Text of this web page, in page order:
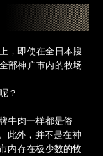
，即使在全日本搜
部神户市内的牧场
？
牛肉一样都是俗
此外，并不是在神
内存在极少数的牧